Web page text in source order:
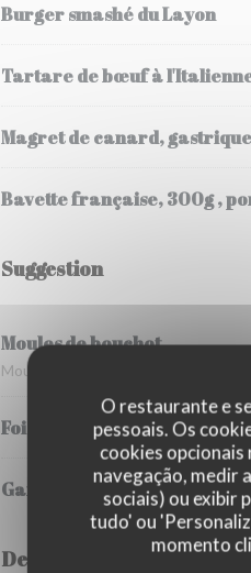
O restaurante e
pessoais. Os
cookies opcionais
navegação, medir
sociais) ou exibir
tudo' ou
momento
Burger smashé du Layon
Tartare de bœuf à
Magret de canard,
Bavette française, 300g ,
Suggestion
Moules de bouchot
Moules de bouchot , marinière ou
Foie de veau en persillade,
Gambas flambées au
Desserts